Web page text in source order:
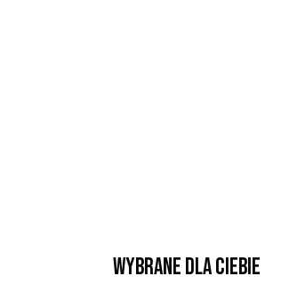
Wybrane dla Ciebie